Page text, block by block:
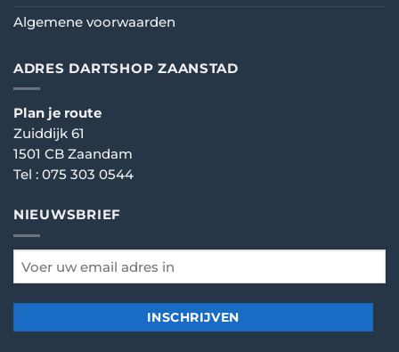
Algemene voorwaarden
ADRES DARTSHOP ZAANSTAD
Plan je route
Zuiddijk 61
1501 CB Zaandam
Tel : 075 303 0544
NIEUWSBRIEF
email
*